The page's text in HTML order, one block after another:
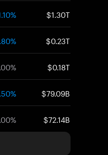
$1.30T
$0.23T
$0.18T
$79.09B
$72.14B